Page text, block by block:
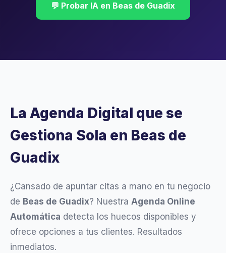
💬 Probar IA en Beas de Guadix
La Agenda Digital que se
Gestiona Sola en Beas de
Guadix
¿Cansado de apuntar citas a mano en tu negocio
de Beas de Guadix? Nuestra Agenda Online
Automática detecta los huecos disponibles y
ofrece opciones a tus clientes. Resultados
inmediatos.